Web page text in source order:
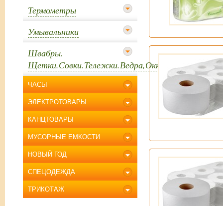
Термометры
Умывальники
Швабры.
Щетки.Совки.Тележки.Ведра,Окномойки
ЧАСЫ
ЭЛЕКТРОТОВАРЫ
КАНЦТОВАРЫ
МУСОРНЫЕ ЕМКОСТИ
НОВЫЙ ГОД
СПЕЦОДЕЖДА
ТРИКОТАЖ